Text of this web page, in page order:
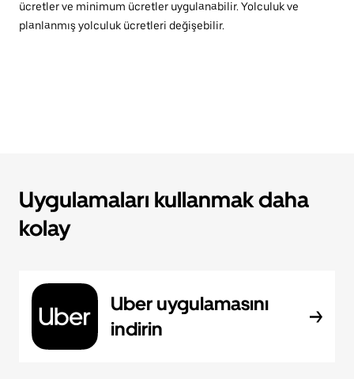
ücretler ve minimum ücretler uygulanabilir. Yolculuk ve
planlanmış yolculuk ücretleri değişebilir.
Uygulamaları kullanmak daha
kolay
Uber uygulamasını
indirin